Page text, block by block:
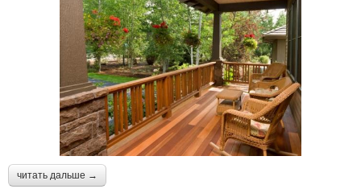
читать дальше →